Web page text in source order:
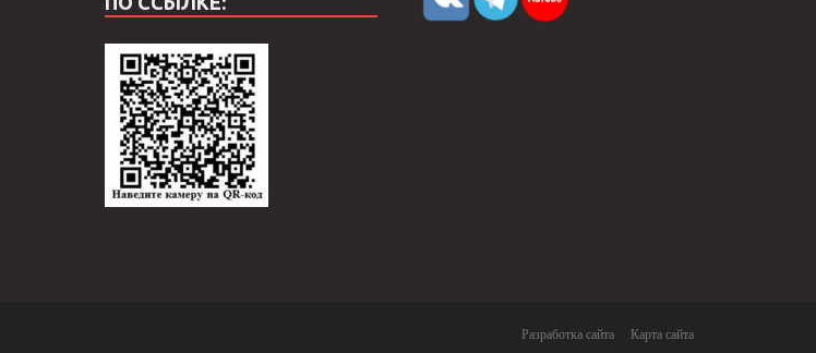
Разработка сайта Карта сайта